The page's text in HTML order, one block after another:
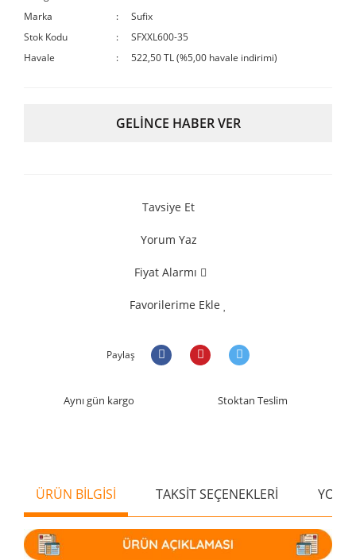
Marka
Sufix
Stok Kodu
SFXXL600-35
Havale
522,50 TL (%5,00 havale indirimi)
GELİNCE HABER VER
Tavsiye Et
Yorum Yaz
Fiyat Alarmı
Favorilerime Ekle
Paylaş
Aynı gün kargo Stoktan Teslim
ÜRÜN BİLGİSİ TAKSİT SEÇENEKLERİ